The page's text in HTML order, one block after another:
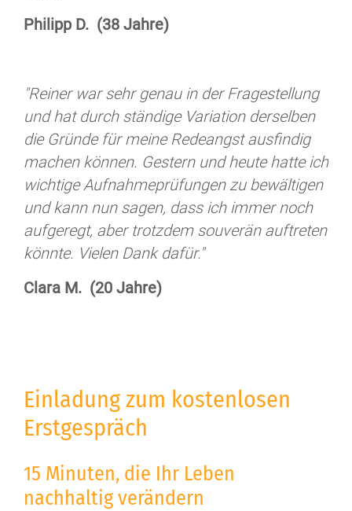
Philipp D. (38 Jahre)
"Reiner war sehr genau in der Fragestellung
und hat durch ständige Variation derselben
die Gründe für meine Redeangst ausfindig
machen können. Gestern und heute hatte ich
wichtige Aufnahmeprüfungen zu bewältigen
und kann nun sagen, dass ich immer noch
aufgeregt, aber trotzdem souverän auftreten
könnte. Vielen Dank dafür."
Clara M. (20 Jahre)
Einladung zum kostenlosen
Erstgespräch
15 Minuten, die Ihr Leben
nachhaltig verändern